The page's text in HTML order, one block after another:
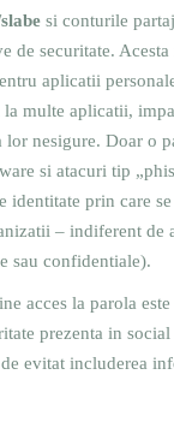
si conturile
de securitate.
aplicatii
multe aplicatii,
lor nesigure. Doar o
si atacuri tip
identitate prin care
– indiferent de
sau confidentiale).
acces la parola
prezenta in
de evitat includerea